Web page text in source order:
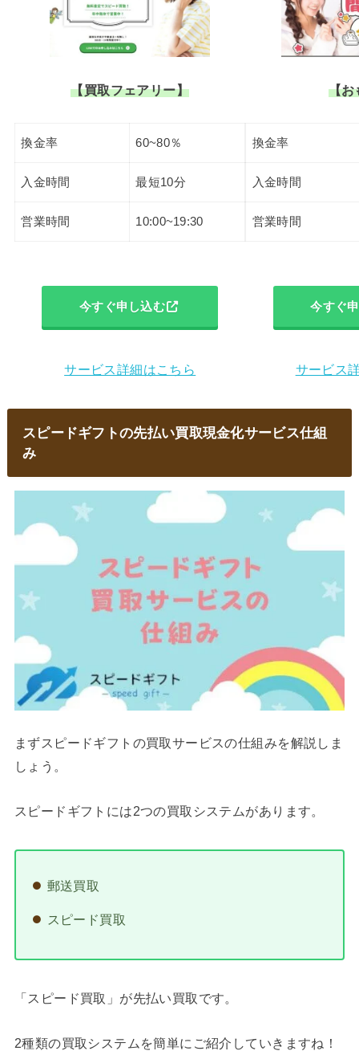
【買取フェアリー】
換金率 60~80％
入金時間 最短10分
営業時間 10:00~19:30
今すぐ申し込む
サービス詳細はこちら
【お
換金率
入金時間
営業時間
今すぐ
サービス
スピードギフトの先払い買取現金化サービス仕組
み
まずスピードギフトの買取サービスの仕組みを解説しま
しょう。
スピードギフトには2つの買取システムがあります。
郵送買取
スピード買取
「スピード買取」が先払い買取です。
2種類の買取システムを簡単にご紹介していきますね！